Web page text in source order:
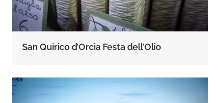
San Quirico d’Orcia Festa dell’Olio